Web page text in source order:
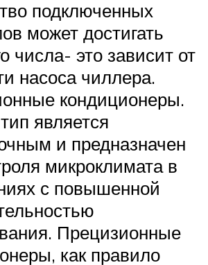
подключенных
может достигать
числа- это зависит от
насоса чиллера.
кондиционеры.
является
и предназначен
микроклимата в
с повышенной
Прецизионные
как правило